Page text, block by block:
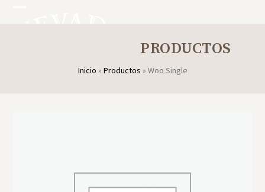
PRODUCTOS
Inicio » Productos » Woo Single